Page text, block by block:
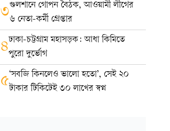
৩গুলশানে গোপন বৈঠক, আওয়ামী লীগের
৬ নেতা-কর্মী গ্রেপ্তার
৪ঢাকা-চট্টগ্রাম মহাসড়ক: আধা কিমিতে
পুরো দুর্ভোগ
৫‘সবজি কিনলেও ভালো হতো’, সেই ২০
টাকার টিকিটেই ৩০ লাখের স্বপ্ন